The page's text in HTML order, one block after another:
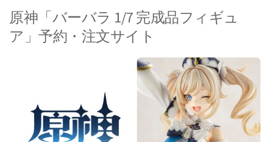
原神「バーバラ 1/7 完成品フィギュ
ア」予約・注文サイト